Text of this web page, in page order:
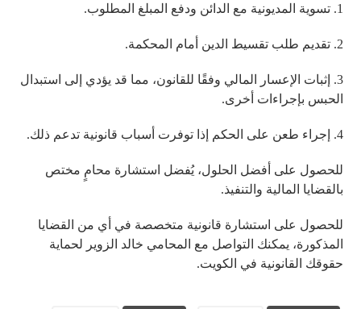
1. تسوية المديونية مع الدائن ودفع المبلغ المطلوب.
2. تقديم طلب تقسيط الدين أمام المحكمة.
3. إثبات الإعسار المالي وفقًا للقانون، مما قد يؤدي إلى استبدال
الحبس بإجراءات أخرى.
4. إجراء طعن على الحكم إذا توفرت أسباب قانونية تدعم ذلك.
للحصول على أفضل الحلول، يُفضل استشارة محامٍ مختص
بالقضايا المالية والتنفيذ.
للحصول على استشارة قانونية متخصصة في أي من القضايا
المذكورة، يمكنك التواصل مع المحامي خالد الزوير لحماية
حقوقك القانونية في الكويت.